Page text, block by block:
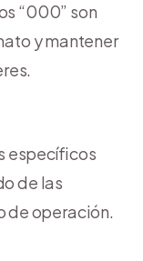
“000” son
y mantener
específicos
de las
de operación.